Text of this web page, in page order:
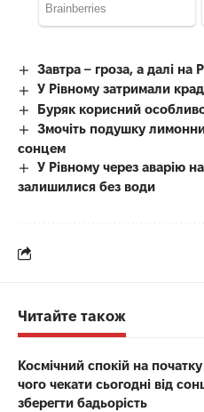
Завтра – гроза, а далі на
У Рівному затримали
Буряк корисний
Змочіть подушку
сонцем
У Рівному через аварію
залишилися без води
Читайте також
Космічний спокій на
чого чекати сьогодні від
зберегти бадьорість